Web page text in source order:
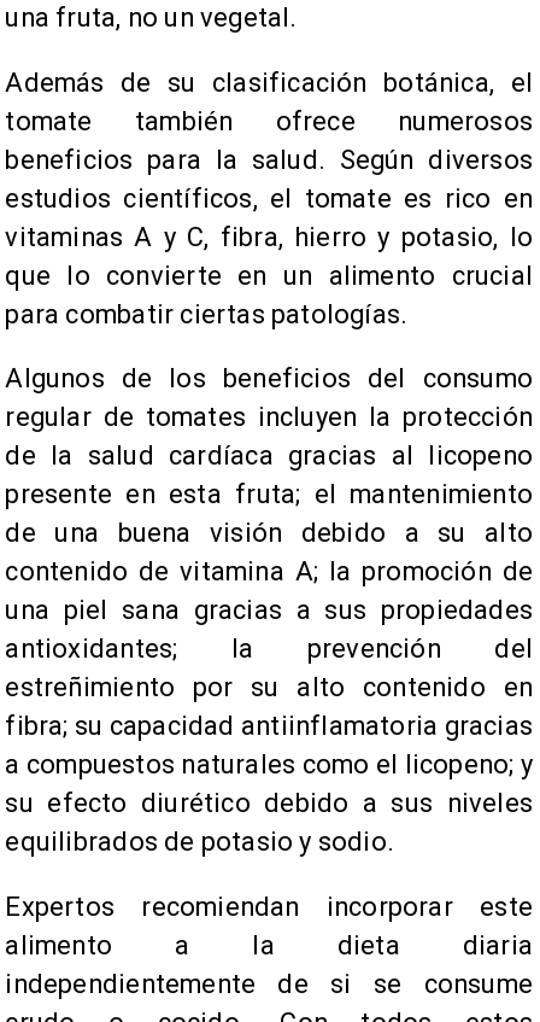
una fruta, no un vegetal.
Además de su clasificación botánica, el
tomate también ofrece numerosos
beneficios para la salud. Según diversos
estudios científicos, el tomate es rico en
vitaminas A y C, fibra, hierro y potasio, lo
que lo convierte en un alimento crucial
para combatir ciertas patologías.
Algunos de los beneficios del consumo
regular de tomates incluyen la protección
de la salud cardíaca gracias al licopeno
presente en esta fruta; el mantenimiento
de una buena visión debido a su alto
contenido de vitamina A; la promoción de
una piel sana gracias a sus propiedades
antioxidantes; la prevención del
estreñimiento por su alto contenido en
fibra; su capacidad antiinflamatoria gracias
a compuestos naturales como el licopeno; y
su efecto diurético debido a sus niveles
equilibrados de potasio y sodio.
Expertos recomiendan incorporar este
alimento a la dieta diaria
independientemente de si se consume